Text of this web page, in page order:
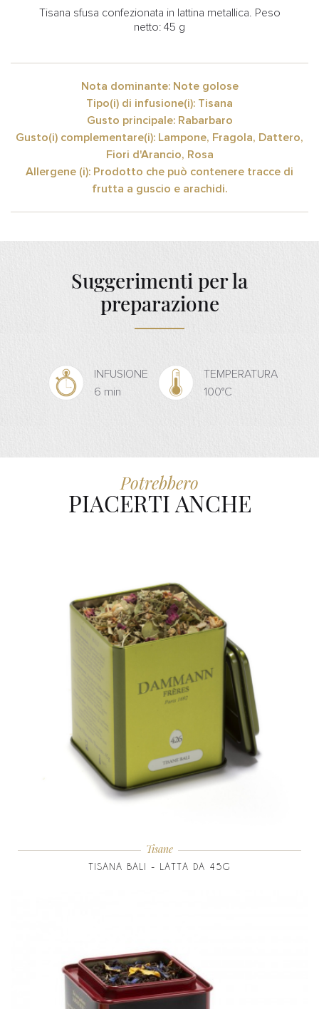
Tisana sfusa confezionata in lattina metallica. Peso
netto: 45 g
Nota dominante: Note golose
Tipo(i) di infusione(i): Tisana
Gusto principale: Rabarbaro
Gusto(i) complementare(i): Lampone, Fragola, Dattero,
Fiori d'Arancio, Rosa
Allergene (i): Prodotto che può contenere tracce di
frutta a guscio e arachidi.
Suggerimenti per la
preparazione
INFUSIONE
6 min
TEMPERATURA
100°C
Potrebbero
PIACERTI ANCHE
Tisane
TISANA BALI - LATTA DA 45G